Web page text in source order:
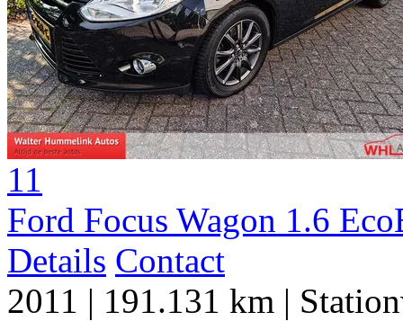
11
Ford Focus Wagon 1.6
Details Contact
2011 | 191.131 km |